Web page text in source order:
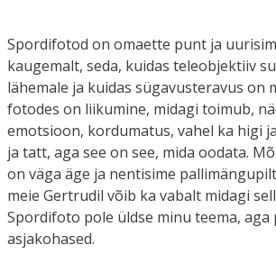
Spordifotod on omaette punt ja
kaugemalt, seda, kuidas teleobjektiiv
lähemale ja kuidas sügavusteravus on
fotodes on liikumine, midagi toimub,
emotsioon, kordumatus, vahel ka higi
ja tatt, aga see on see, mida oodata.
on väga äge ja nentisime
meie Gertrudil võib ka vabalt midagi
Spordifoto pole üldse minu teema, aga
asjakohased.